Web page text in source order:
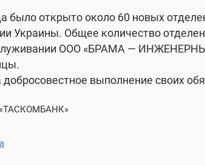
было открыто около 60 новых
Украины. Общее количество
ООО «БРАМА —
выполнение своих
«ТАСКОМБАНК»